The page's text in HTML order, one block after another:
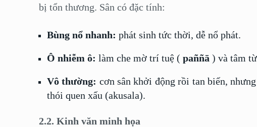
bị tổn thương. Sân có đặc tính:
Bùng nổ nhanh: phát sinh tức thời, dễ nổ phát.
Ô nhiễm ô: làm che mờ trí tuệ ( paññā ) và tâm
Vô thường: cơn sân khởi động rồi tan biến,
thói quen xấu (akusala).
2.2. Kinh văn minh họa